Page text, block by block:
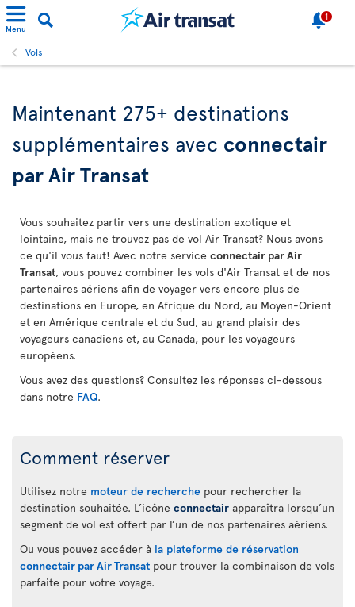
Menu
1
Vols
Maintenant 275+ destinations
supplémentaires avec connectair
par Air Transat
Vous souhaitez partir vers une destination exotique et
lointaine, mais ne trouvez pas de vol Air Transat? Nous avons
ce qu'il vous faut! Avec notre service connectair par Air
Transat, vous pouvez combiner les vols d'Air Transat et de nos
partenaires aériens afin de voyager vers encore plus de
destinations en Europe, en Afrique du Nord, au Moyen-Orient
et en Amérique centrale et du Sud, au grand plaisir des
voyageurs canadiens et, au Canada, pour les voyageurs
européens.
Vous avez des questions? Consultez les réponses ci-dessous
dans notre FAQ.
Comment réserver
Utilisez notre moteur de recherche pour rechercher la
destination souhaitée. L’icône connectair apparaîtra lorsqu’un
segment de vol est offert par l’un de nos partenaires aériens.
Ou vous pouvez accéder à la plateforme de réservation
connectair par Air Transat pour trouver la combinaison de vols
parfaite pour votre voyage.